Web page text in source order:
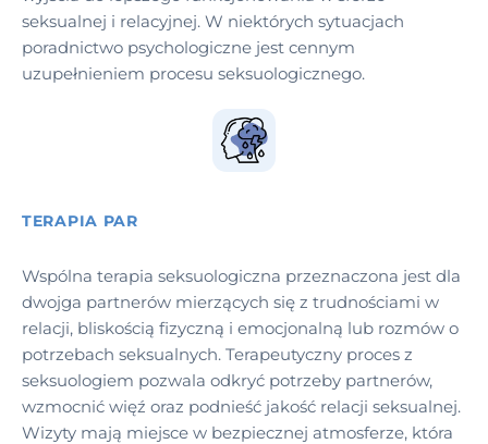
seksualnej i relacyjnej. W niektórych sytuacjach
poradnictwo psychologiczne jest cennym
uzupełnieniem procesu seksuologicznego.
TERAPIA PAR
Wspólna terapia seksuologiczna przeznaczona jest dla
dwojga partnerów mierzących się z trudnościami w
relacji, bliskością fizyczną i emocjonalną lub rozmów o
potrzebach seksualnych. Terapeutyczny proces z
seksuologiem pozwala odkryć potrzeby partnerów,
wzmocnić więź oraz podnieść jakość relacji seksualnej.
Wizyty mają miejsce w bezpiecznej atmosferze, która